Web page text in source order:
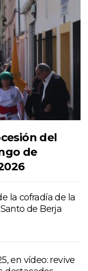
del
de
la cofradía de la
de Berja
en vídeo: revive